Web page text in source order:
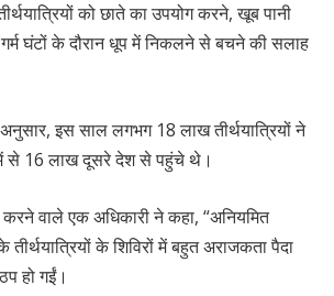
को छाते का उपयोग करने, खूब पानी
घंटों के दौरान धूप में निकलने से बचने की सलाह
इस साल लगभग 18 लाख तीर्थयात्रियों ने
से 16 लाख दूसरे देश से पहुंचे थे।
करने वाले एक अधिकारी ने कहा, “अनियमित
तीर्थयात्रियों के शिविरों में बहुत अराजकता पैदा
हो गईं।